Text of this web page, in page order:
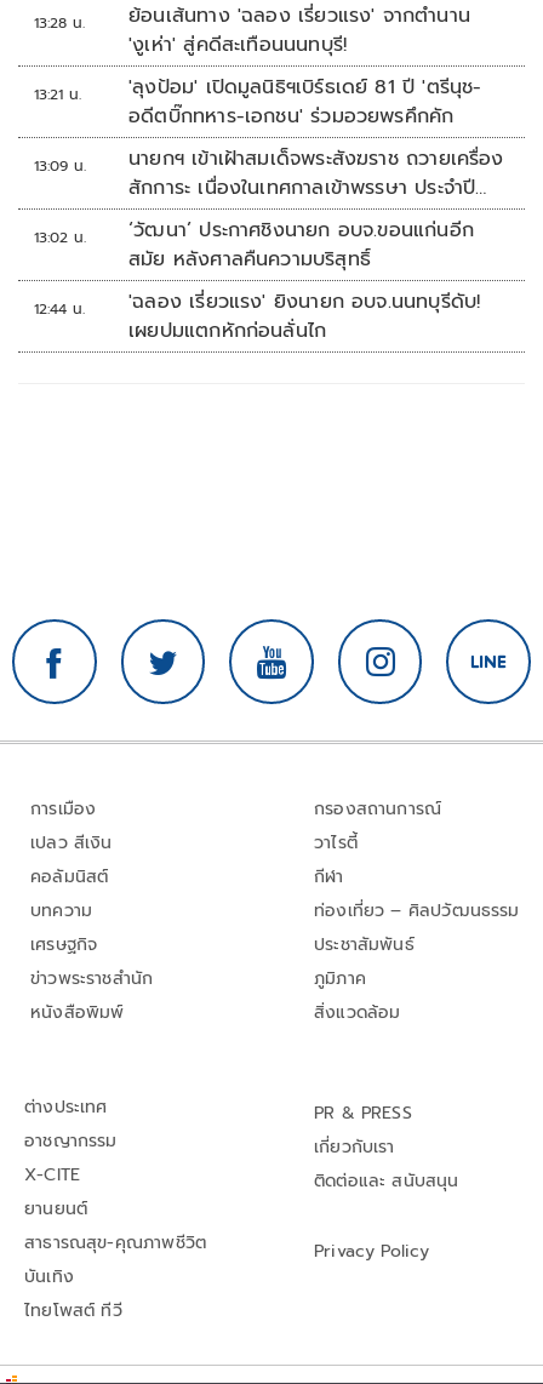
13:28 น.
ย้อนเส้นทาง 'ฉลอง เรี่ยวแรง' จากตำนาน
'งูเห่า' สู่คดีสะเทือนนนทบุรี!
13:21 น.
'ลุงป้อม' เปิดมูลนิธิฯเบิร์ธเดย์ 81 ปี 'ตรีนุช-
อดีตบิ๊กทหาร-เอกชน' ร่วมอวยพรคึกคัก
13:09 น.
นายกฯ เข้าเฝ้าสมเด็จพระสังฆราช ถวายเครื่อง
สักการะ เนื่องในเทศกาลเข้าพรรษา ประจำปี
2569
13:02 น.
‘วัฒนา’ ประกาศชิงนายก อบจ.ขอนแก่นอีก
สมัย หลังศาลคืนความบริสุทธิ์
12:44 น.
'ฉลอง เรี่ยวแรง' ยิงนายก อบจ.นนทบุรีดับ!
เผยปมแตกหักก่อนลั่นไก
การเมือง
เปลว สีเงิน
คอลัมนิสต์
บทความ
เศรษฐกิจ
ข่าวพระราชสำนัก
หนังสือพิมพ์
กรองสถานการณ์
วาไรตี้
กีฬา
ท่องเที่ยว – ศิลปวัฒนธรรม
ประชาสัมพันธ์
ภูมิภาค
สิ่งแวดล้อม
ต่างประเทศ
อาชญากรรม
X-CITE
ยานยนต์
สาธารณสุข-คุณภาพชีวิต
บันเทิง
ไทยโพสต์ ทีวี
PR & PRESS
เกี่ยวกับเรา
ติดต่อและ สนับสนุน
Privacy Policy